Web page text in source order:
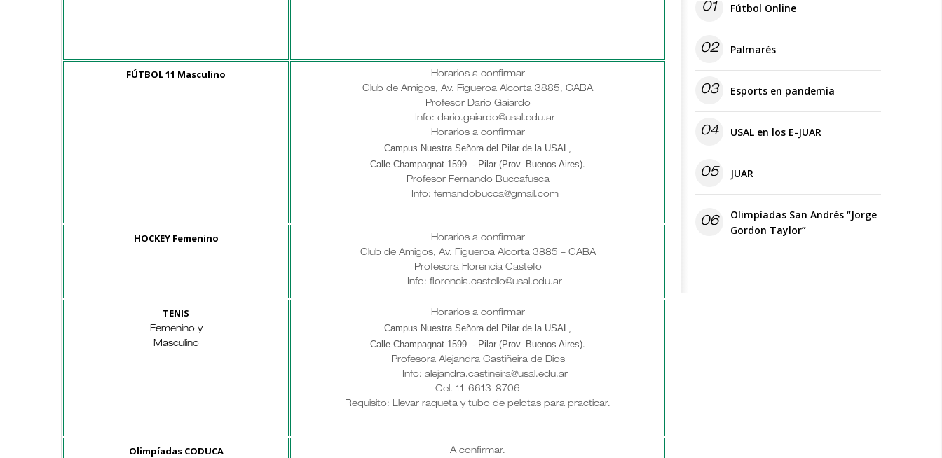
FÚTBOL 11 Masculino
Horarios a confirmar
Club de Amigos, Av. Figueroa Alcorta 3885, CABA
Profesor Darío Gaiardo
Info: dario.gaiardo@usal.edu.ar
Horarios a confirmar
Campus Nuestra Señora del Pilar de la USAL,
Calle Champagnat 1599 - Pilar (Prov. Buenos Aires).
Profesor Fernando Buccafusca
Info: fernandobucca@gmail.com
HOCKEY Femenino
Horarios a confirmar
Club de Amigos, Av. Figueroa Alcorta 3885 – CABA
Profesora Florencia Castello
Info: florencia.castello@usal.edu.ar
TENIS
Femenino y
Masculino
Horarios a confirmar
Campus Nuestra Señora del Pilar de la USAL,
Calle Champagnat 1599 - Pilar (Prov. Buenos Aires).
Profesora Alejandra Castiñeira de Dios
Info: alejandra.castineira@usal.edu.ar
Cel. 11-6613-8706
Requisito: Llevar raqueta y tubo de pelotas para practicar.
Olimpíadas CODUCA A confirmar.
01 Fútbol Online
02 Palmarés
03 Esports en pandemia
04 USAL en los E-JUAR
05 JUAR
06
Olimpíadas San Andrés “Jorge
Gordon Taylor”